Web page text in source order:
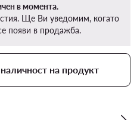
в момента.
Ще Ви уведомим, когато
появи в продажба.
на продукт